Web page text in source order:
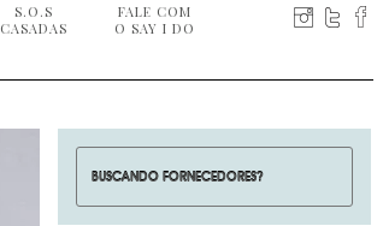
S.O.S
CASADAS
FALE COM
O SAY I DO